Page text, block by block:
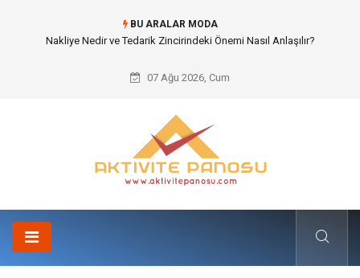
BU ARALAR MODA
Nakliye Nedir ve Tedarik Zincirindeki Önemi Nasıl Anlaşılır?
07 Ağu 2026, Cum